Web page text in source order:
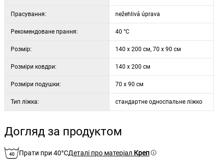
Прасування: nežehlivá úprava
Рекомендоване прання: 40 °C
Розмір: 140 x 200 см, 70 x 90 см
Розміри ковдри: 140 x 200 см
Розміри подушки: 70 x 90 см
Тип ліжка: стандартне односпальне ліжко
Догляд за продуктом
Прати при 40°CДеталі про матеріал Креп